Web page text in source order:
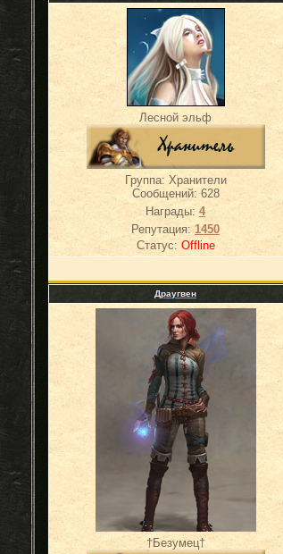
Лесной эльф
Группа: Хранители
Сообщений: 628
Награды: 4
Репутация:1450
Статус: Offline
Драугвен
†Безумец†